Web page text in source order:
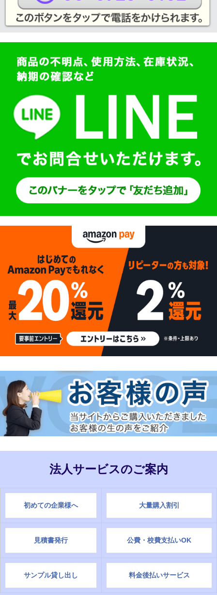
法人サービスのご案内
初めての企業様へ 大量購入割引
見積書発行 公費・校費支払いOK
サンプル貸し出し 料金後払いサービス